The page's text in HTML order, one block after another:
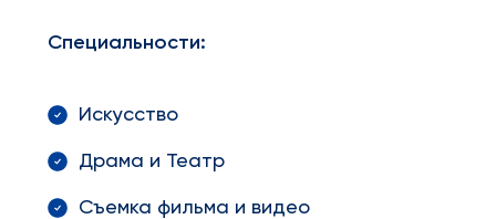
Специальности:
Искусство
Драма и Театр
Съемка фильма и видео